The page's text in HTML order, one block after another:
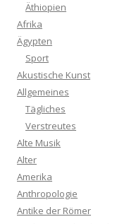
Äthiopien
Afrika
Ägypten
Sport
Akustische Kunst
Allgemeines
Tägliches
Verstreutes
Alte Musik
Alter
Amerika
Anthropologie
Antike der Römer